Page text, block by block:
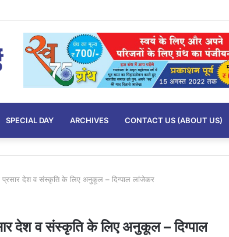
SPECIAL DAY ARCHIVES CONTACT US (ABOUT US)
प्रसार देश व संस्कृति के लिए अनुकूल – दिग्पाल लांजेकर
देश व संस्कृति के लिए अनुकूल – दिग्पाल